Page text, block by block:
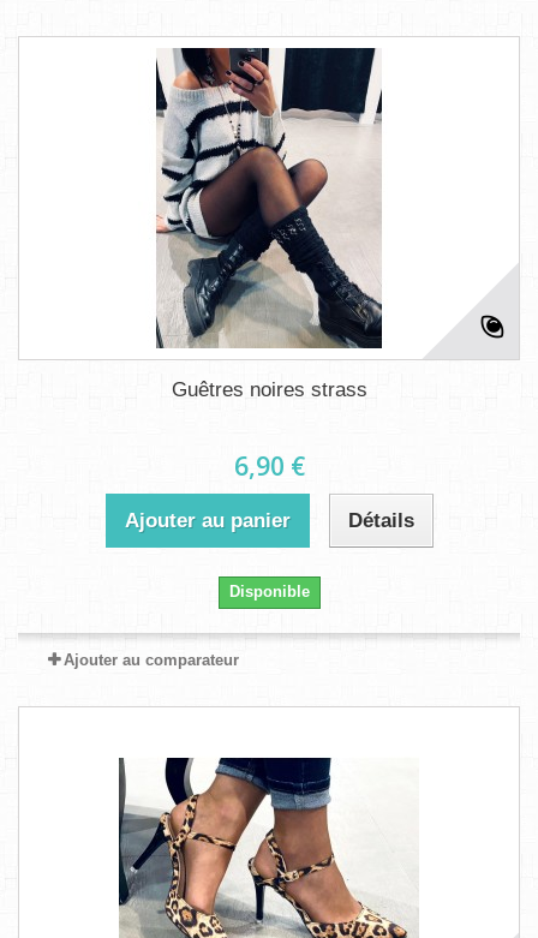
Guêtres noires strass
6,90 €
Ajouter au panier Détails
Disponible
Ajouter au comparateur